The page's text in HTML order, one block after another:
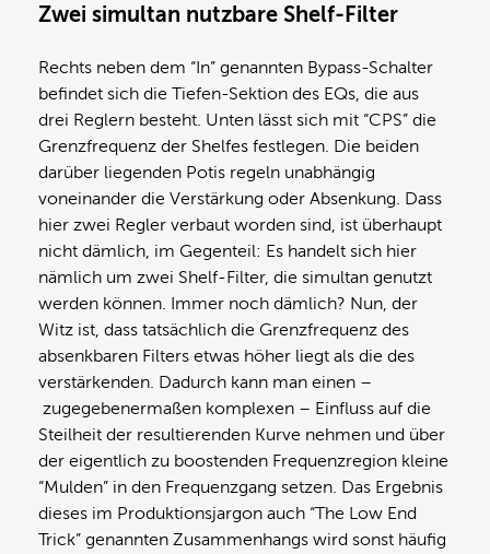
Zwei simultan nutzbare Shelf-Filter
Rechts neben dem “In” genannten Bypass-Schalter
befindet sich die Tiefen-Sektion des EQs, die aus
drei Reglern besteht. Unten lässt sich mit “CPS” die
Grenzfrequenz der Shelfes festlegen. Die beiden
darüber liegenden Potis regeln unabhängig
voneinander die Verstärkung oder Absenkung. Dass
hier zwei Regler verbaut worden sind, ist überhaupt
nicht dämlich, im Gegenteil: Es handelt sich hier
nämlich um zwei Shelf-Filter, die simultan genutzt
werden können. Immer noch dämlich? Nun, der
Witz ist, dass tatsächlich die Grenzfrequenz des
absenkbaren Filters etwas höher liegt als die des
verstärkenden. Dadurch kann man einen –
zugegebenermaßen komplexen – Einfluss auf die
Steilheit der resultierenden Kurve nehmen und über
der eigentlich zu boostenden Frequenzregion kleine
“Mulden” in den Frequenzgang setzen. Das Ergebnis
dieses im Produktionsjargon auch “The Low End
Trick” genannten Zusammenhangs wird sonst häufig